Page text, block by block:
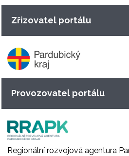
Zřizovatel portálu
Provozovatel portálu
Regionální rozvojová agentura